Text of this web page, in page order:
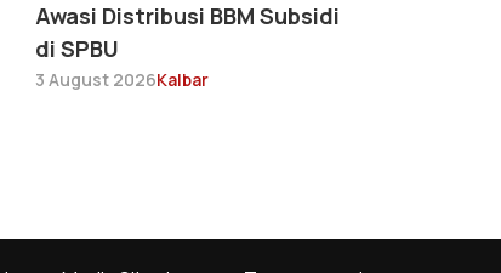
Awasi Distribusi BBM Subsidi
di SPBU
3 August 2026Kalbar